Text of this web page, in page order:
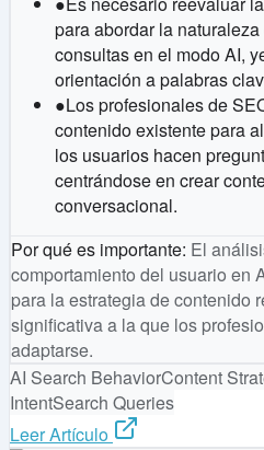
para abordar la
consultas en el modo AI,
orientación a palabras
●Los profesionales de
contenido existente para
los usuarios hacen
centrándose en crear
conversacional.
Por qué es importante: El
comportamiento del usuario en
para la estrategia de contenido
significativa a la que los
adaptarse.
AI Search BehaviorContent
IntentSearch Queries
Leer Artículo